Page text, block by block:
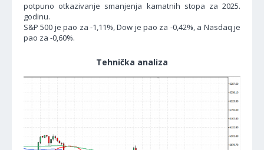
potpuno otkazivanje smanjenja kamatnih stopa za 2025.
godinu.
S&P 500 je pao za -1,11%, Dow je pao za -0,42%, a Nasdaq je
pao za -0,60%.
Tehnička analiza